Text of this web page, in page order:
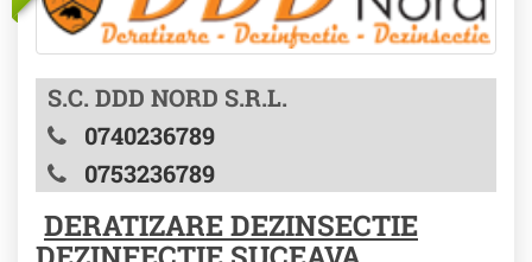
S.C. DDD NORD S.R.L.
0740236789
0753236789
DERATIZARE DEZINSECTIE